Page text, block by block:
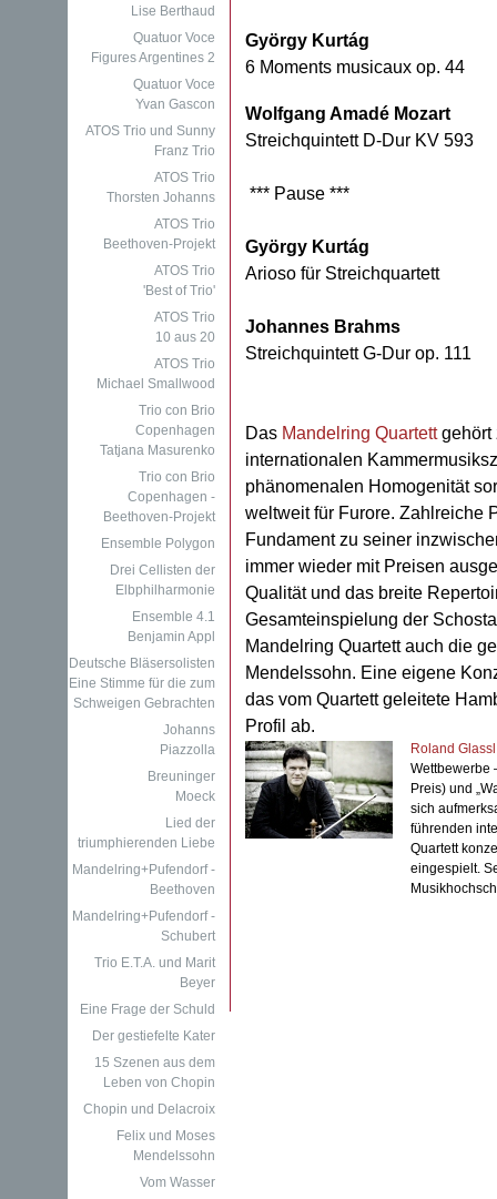
Lise Berthaud
Quatuor Voce
Figures Argentines 2
Quatuor Voce
Yvan Gascon
ATOS Trio und Sunny
Franz Trio
ATOS Trio
Thorsten Johanns
ATOS Trio
Beethoven-Projekt
ATOS Trio
'Best of Trio'
ATOS Trio
10 aus 20
ATOS Trio
Michael Smallwood
Trio con Brio
Copenhagen
Tatjana Masurenko
Trio con Brio
Copenhagen -
Beethoven-Projekt
Ensemble Polygon
Drei Cellisten der
Elbphilharmonie
Ensemble 4.1
Benjamin Appl
Deutsche Bläsersolisten
Eine Stimme für die zum
Schweigen Gebrachten
Johanns
Piazzolla
Breuninger
Moeck
Lied der
triumphierenden Liebe
Mandelring+Pufendorf -
Beethoven
Mandelring+Pufendorf -
Schubert
Trio E.T.A. und Marit
Beyer
Eine Frage der Schuld
Der gestiefelte Kater
15 Szenen aus dem
Leben von Chopin
Chopin und Delacroix
Felix und Moses
Mendelssohn
Vom Wasser
György Kurtág
6 Moments musicaux op. 44
Wolfgang Amadé Mozart
Streichquintett D-Dur KV 593
*** Pause ***
György Kurtág
Arioso für Streichquartett
Johannes Brahms
Streichquintett G-Dur op. 111
Das Mandelring Quartettgehört
internationalen
phänomenalen Homogenität
weltweit für Furore. Zahlreiche
Fundament zu seiner
immer wieder mit Preisen
Qualität und das breite
Gesamteinspielung der
Mandelring Quartett auch die
Mendelssohn. Eine eigene
das vom Quartett geleitete
Profil ab.
Roland Glassl
Wettbewerbe
Preis) und
sich
führenden
Quartett
eingespielt.